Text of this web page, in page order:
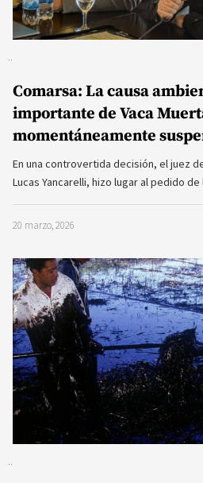
Comarsa: La causa
importante de Vaca
momentáneamente
En una controvertida decisión, el juez
Lucas Yancarelli, hizo lugar al pedido
20 marzo, 2026